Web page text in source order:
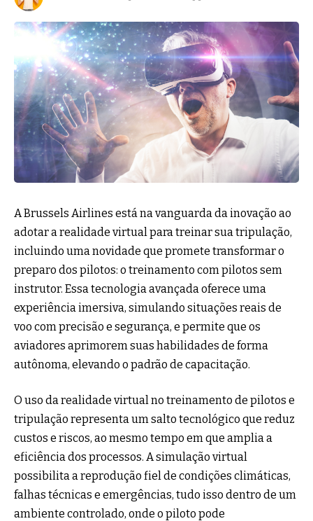
A Brussels Airlines está na vanguarda da inovação ao
adotar a realidade virtual para treinar sua tripulação,
incluindo uma novidade que promete transformar o
preparo dos pilotos: o treinamento com pilotos sem
instrutor. Essa tecnologia avançada oferece uma
experiência imersiva, simulando situações reais de
voo com precisão e segurança, e permite que os
aviadores aprimorem suas habilidades de forma
autônoma, elevando o padrão de capacitação.
O uso da realidade virtual no treinamento de pilotos e
tripulação representa um salto tecnológico que reduz
custos e riscos, ao mesmo tempo em que amplia a
eficiência dos processos. A simulação virtual
possibilita a reprodução fiel de condições climáticas,
falhas técnicas e emergências, tudo isso dentro de um
ambiente controlado, onde o piloto pode